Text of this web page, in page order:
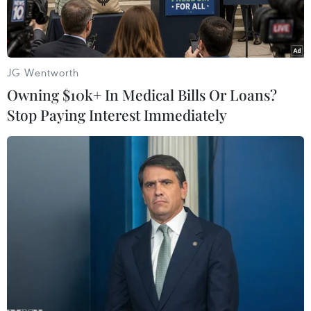
Cụm giàn công nghệ trung tâm số 2. (Nguồn: PVN)
Trong bối cảnh không thuận lợi từ việc giá dầu
suy giảm kéo dài, tác động mạnh tới mọi hoạt
động, Tập đoàn Dầu khí Việt Nam (PVN) vẫn
được ghi nhận là đơn vị đóng góp chủ yếu cho
JG Wentworth
Owning $10k+ In Medical Bills Or Loans?
Stop Paying Interest Immediately